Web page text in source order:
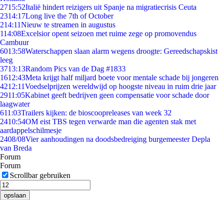
2715:52Italië hindert reizigers uit Spanje na migratiecrisis Ceuta
2314:17Long live the 7th of October
214:11Nieuw te streamen in augustus
114:08Excelsior opent seizoen met ruime zege op promovendus
Cambuur
6013:58Waterschappen slaan alarm wegens droogte: Gereedschapskist
leeg
3713:13Random Pics van de Dag #1833
1612:43Meta krijgt half miljard boete voor mentale schade bij jongeren
4212:11Voedselprijzen wereldwijd op hoogste niveau in ruim drie jaar
2911:05Kabinet geeft bedrijven geen compensatie voor schade door
laagwater
611:03Trailers kijken: de bioscoopreleases van week 32
2410:54OM eist TBS tegen verwarde man die agenten stak met
aardappelschilmesje
2408/08Vier aanhoudingen na doodsbedreiging burgemeester Depla
van Breda
Forum
Forum
Scrollbar gebruiken
opslaan